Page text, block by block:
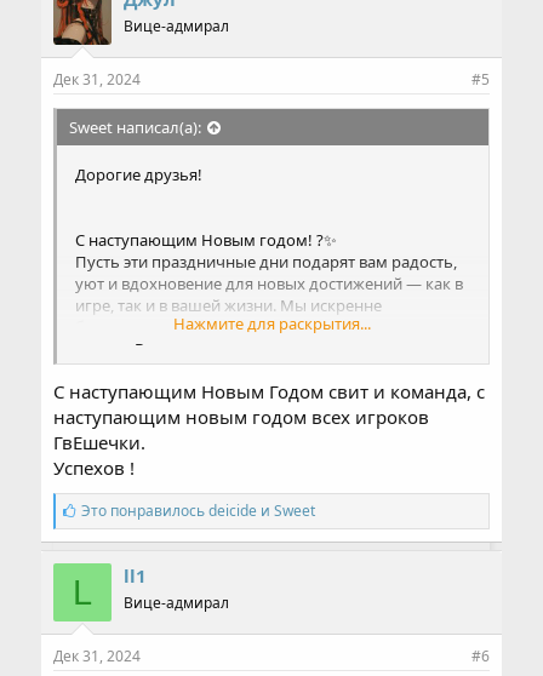
а
т
и
:
Вице-адмирал
Дек 31, 2024 #5
Sweet написал(а):
Дорогие друзья!
С наступающим Новым годом! ?✨
Пусть эти праздничные дни подарят вам радость,
уют и вдохновение для новых достижений — как в
игре, так и в вашей жизни. Мы искренне
благодарим вас за вашу поддержку и веру в наш
проект. Вы — наша главная мотивация, и именно
благодаря вам стараемся создавать что-то по-
настоящему новое и уникальное.
На данный момент мы завершили значительную
часть работы над системой GvE 2.0.
Уже реализованы новые локации, город,
изменения по геодвигу, экономике, скиллам,
составу пати и множество других элементов.
С 3 января темпы разработки заметно ускорятся,
но хотим заранее предупредить: старт проекта в
январе не состоится.
Нам предстоит ещё многое сделать, включая
внутреннее тестирование, большой этап ЗБТ и
подготовку масштабной рекламной кампании,
Нажмите для раскрытия...
С наступающим Новым Годом свит и команда, с
наступающим новым годом всех игроков
ГвЕшечки.
Успехов !
С
и
м
п
т
и
:
Это понравилосьdeicide иSweet
L ll1
Вице-адмирал
Дек 31, 2024 #6